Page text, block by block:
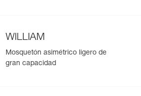
WILLIAM
Mosquetón asimétrico ligero de
gran capacidad